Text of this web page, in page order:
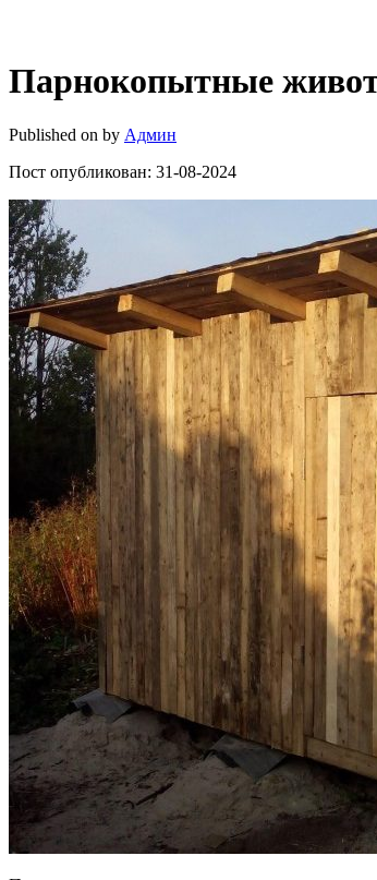
Парнокопытные
Published on by Админ
Пост опубликован: 31-08-2024